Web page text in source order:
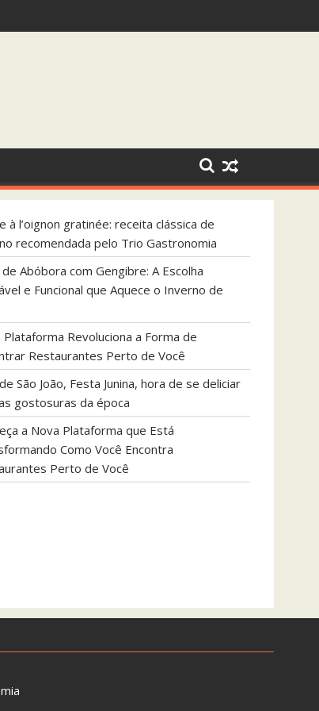
Trio Gastronomia
o Inverno de Julho
à l’oignon gratinée: receita clássica de
recomendada pelo Trio Gastronomia
de Abóbora com Gengibre: A Escolha
e Funcional que Aquece o Inverno de
Plataforma Revoluciona a Forma de
Restaurantes Perto de Você
São João, Festa Junina, hora de se deliciar
gostosuras da época
a Nova Plataforma que Está
Como Você Encontra
Perto de Você